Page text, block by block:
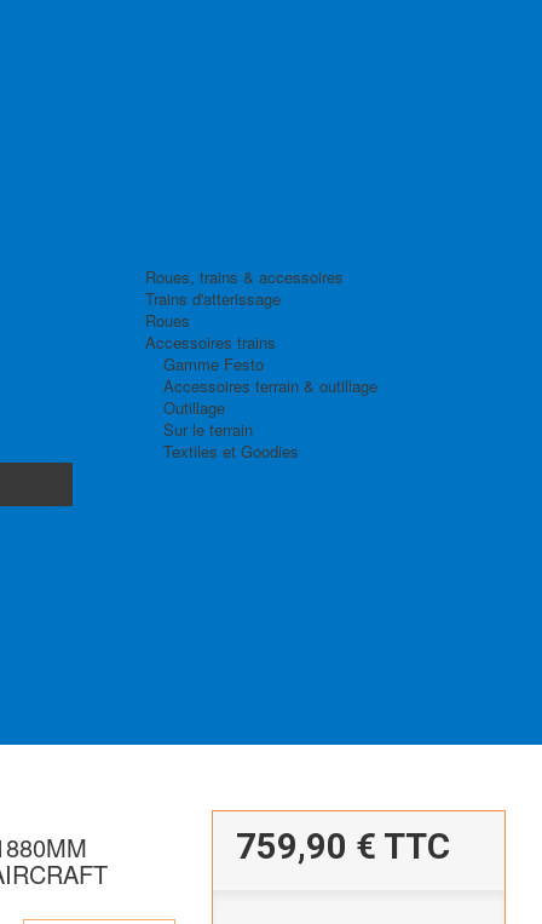
Roues, trains & accessoires
Trains d'atterissage
Roues
Accessoires trains
Gamme Festo
Accessoires terrain & outillage
Outillage
Sur le terrain
Textiles et Goodies
759,90 € TTC